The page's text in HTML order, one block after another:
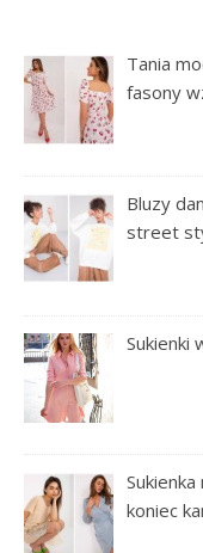
Tania
fasony
Bluzy
street
Sukienki
koniec